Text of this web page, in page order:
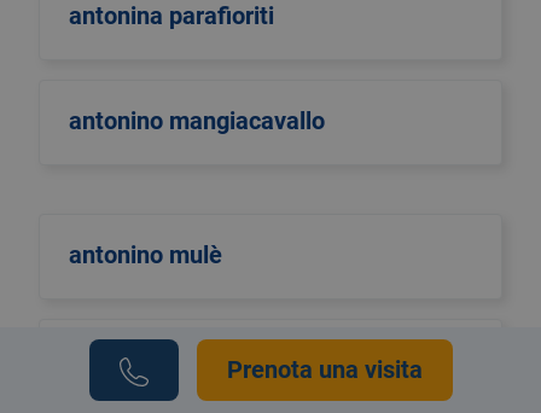
antonina parafioriti
antonino mangiacavallo
antonino mulè
antonio di maggioPrenota una visita